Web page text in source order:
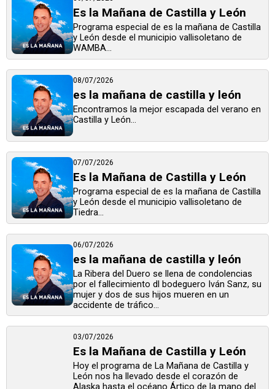
Es la Mañana de Castilla y León
Programa especial de es la mañana de Castilla
y León desde el municipio vallisoletano de
WAMBA...
08/07/2026
es la mañana de castilla y león
Encontramos la mejor escapada del verano en
Castilla y León...
07/07/2026
Es la Mañana de Castilla y León
Programa especial de es la mañana de Castilla
y León desde el municipio vallisoletano de
Tiedra...
06/07/2026
es la mañana de castilla y león
La Ribera del Duero se llena de condolencias
por el fallecimiento dl bodeguero Iván Sanz, su
mujer y dos de sus hijos mueren en un
accidente de tráfico...
03/07/2026
Es la Mañana de Castilla y León
Hoy el programa de La Mañana de Castilla y
León nos ha llevado desde el corazón de
Alaska hasta el océano Ártico de la mano del